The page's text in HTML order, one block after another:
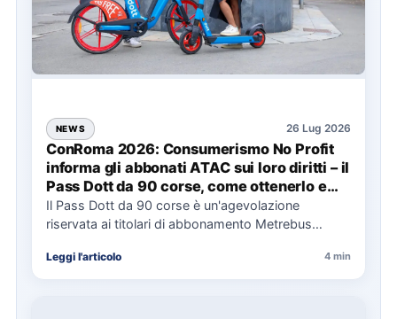
NEWS 26 Lug 2026
ConRoma 2026: Consumerismo No Profit
informa gli abbonati ATAC sui loro diritti – il
Pass Dott da 90 corse, come ottenerlo e
cosa spetta in caso di disservizi
Il Pass Dott da 90 corse è un'agevolazione
riservata ai titolari di abbonamento Metrebus
Leggi l'articolo 4 min